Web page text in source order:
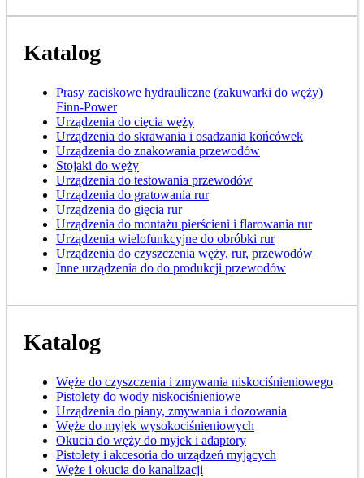
Katalog
Prasy zaciskowe hydrauliczne (zakuwarki do węży)
Finn-Power
Urządzenia do cięcia węży
Urządzenia do skrawania i osadzania końcówek
Urządzenia do znakowania przewodów
Stojaki do węży
Urządzenia do testowania przewodów
Urządzenia do gratowania rur
Urządzenia do gięcia rur
Urządzenia do montażu pierścieni i flarowania rur
Urządzenia wielofunkcyjne do obróbki rur
Urządzenia do czyszczenia węży, rur, przewodów
Inne urządzenia do do produkcji przewodów
Katalog
Węże do czyszczenia i zmywania niskociśnieniowego
Pistolety do wody niskociśnieniowe
Urządzenia do piany, zmywania i dozowania
Węże do myjek wysokociśnieniowych
Okucia do węży do myjek i adaptory
Pistolety i akcesoria do urządzeń myjących
Węże i okucia do kanalizacji